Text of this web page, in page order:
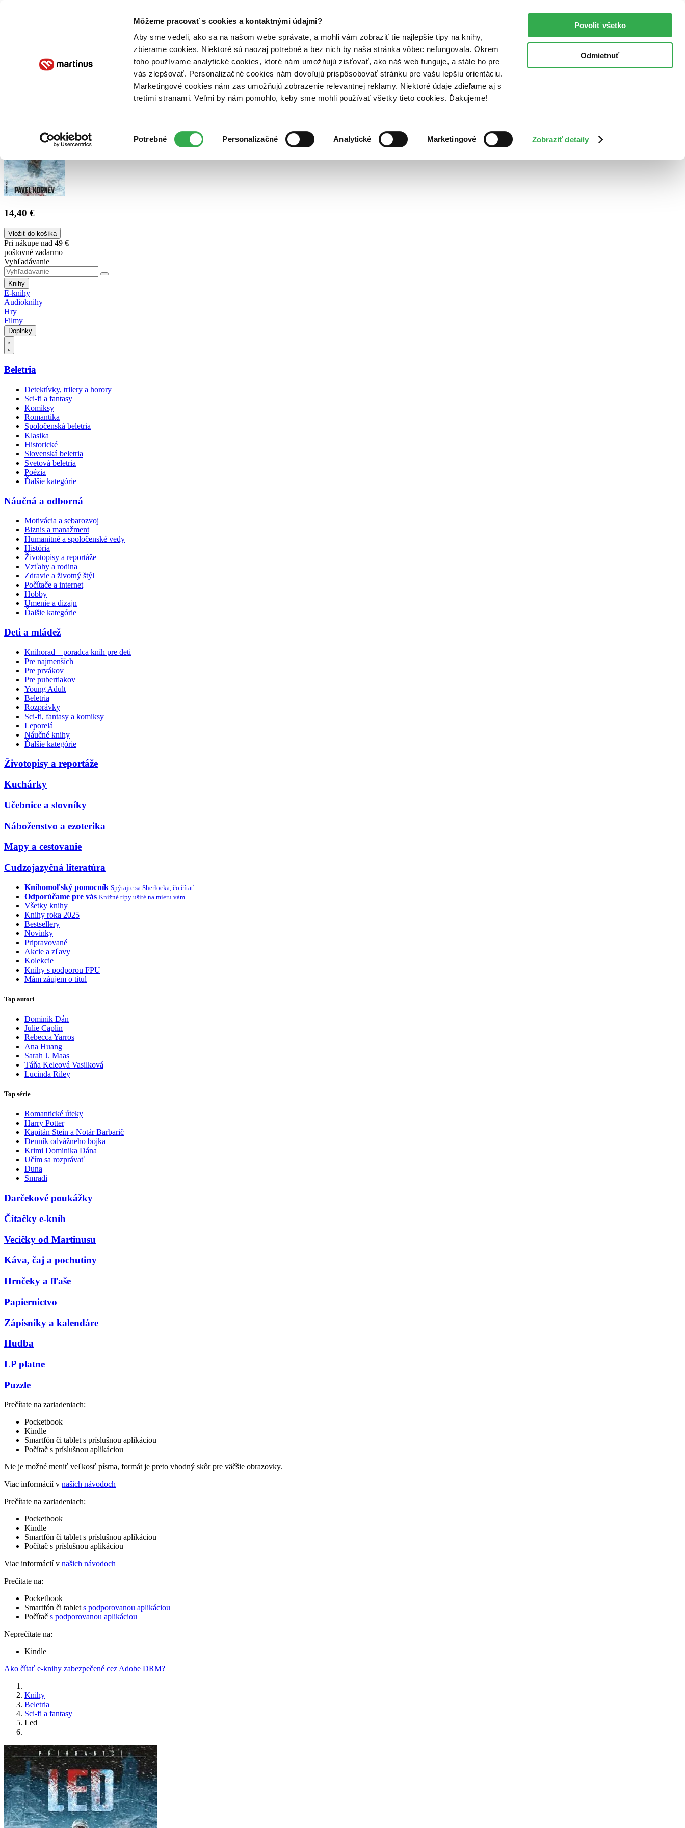
Môžeme pracovať s cookies a kontaktnými údajmi?
Aby sme vedeli, ako sa na našom webe správate, a mohli vám zobraziť tie najlepšie tipy na knihy,
zbierame cookies. Niektoré sú naozaj potrebné a bez nich by naša stránka vôbec nefungovala. Okrem
toho používame analytické cookies, ktoré nám umožňujú zisťovať, ako náš web funguje, a stále ho pre
vás zlepšovať. Personalizačné cookies nám dovoľujú prispôsobovať stránku pre vašu lepšiu orientáciu.
Marketingové cookies nám zas umožňujú zobrazenie relevantnej reklamy. Niektoré údaje zdieľame aj s
tretími stranami. Veľmi by nám pomohlo, keby sme mohli používať všetky tieto cookies. Ďakujeme!
súhlasu
Potrebné Personalizačné Analytické Marketingové Zobraziť detaily
Povoliť všetko
Odmietnuť
Poukážky Kontakt
14,40 €
Vložiť do košíka
Pri nákupe nad 49 €
poštovné zadarmo
Vyhľadávanie
Knihy
E-knihy
Audioknihy
Hry
Filmy
Doplnky
Beletria
Detektívky, trilery a horory
Sci-fi a fantasy
Komiksy
Romantika
Spoločenská beletria
Klasika
Historické
Slovenská beletria
Svetová beletria
Poézia
Ďalšie kategórie
Náučná a odborná
Motivácia a sebarozvoj
Biznis a manažment
Humanitné a spoločenské vedy
História
Životopisy a reportáže
Vzťahy a rodina
Zdravie a životný štýl
Počítače a internet
Hobby
Umenie a dizajn
Ďalšie kategórie
Deti a mládež
Knihorad – poradca kníh pre deti
Pre najmenších
Pre prvákov
Pre pubertiakov
Young Adult
Beletria
Rozprávky
Sci-fi, fantasy a komiksy
Leporelá
Náučné knihy
Ďalšie kategórie
Životopisy a reportáže
Kuchárky
Učebnice a slovníky
Náboženstvo a ezoterika
Mapy a cestovanie
Cudzojazyčná literatúra
Knihomoľský pomocník Spýtajte sa Sherlocka, čo čítať
Odporúčame pre vás Knižné tipy ušité na mieru vám
Všetky knihy
Knihy roka 2025
Bestsellery
Novinky
Pripravované
Akcie a zľavy
Kolekcie
Knihy s podporou FPU
Mám záujem o titul
Top autori
Dominik Dán
Julie Caplin
Rebecca Yarros
Ana Huang
Sarah J. Maas
Táňa Keleová Vasilková
Lucinda Riley
Top série
Romantické úteky
Harry Potter
Kapitán Stein a Notár Barbarič
Denník odvážneho bojka
Krimi Dominika Dána
Učím sa rozprávať
Duna
Smradi
Darčekové poukážky
Čítačky e-kníh
Vecičky od Martinusu
Káva, čaj a pochutiny
Hrnčeky a fľaše
Papiernictvo
Zápisníky a kalendáre
Hudba
LP platne
Puzzle
Prečítate na zariadeniach:
Pocketbook
Kindle
Smartfón či tablet s príslušnou aplikáciou
Počítač s príslušnou aplikáciou
Nie je možné meniť veľkosť písma, formát je preto vhodný skôr pre väčšie obrazovky.
Viac informácií v našich návodoch
Prečítate na zariadeniach:
Pocketbook
Kindle
Smartfón či tablet s príslušnou aplikáciou
Počítač s príslušnou aplikáciou
Viac informácií v našich návodoch
Prečítate na:
Pocketbook
Smartfón či tablet s podporovanou aplikáciou
Počítač s podporovanou aplikáciou
Neprečítate na:
Kindle
Ako čítať e-knihy zabezpečené cez Adobe DRM?
Knihy
Beletria
Sci-fi a fantasy
Led